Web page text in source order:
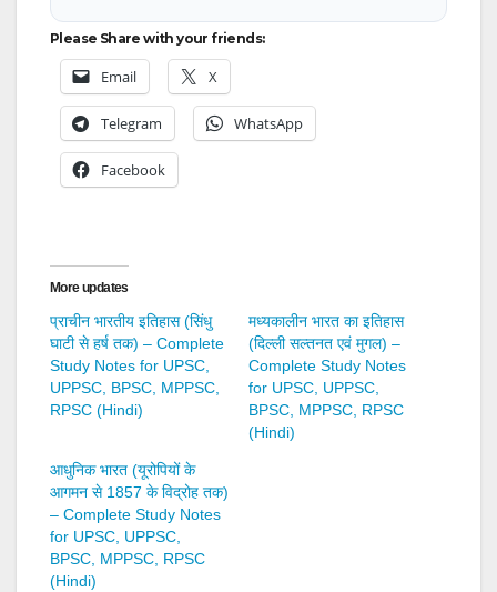
Please Share with your friends:
Email X
Telegram WhatsApp
Facebook
More updates
प्राचीन भारतीय इतिहास (सिंधु
घाटी से हर्ष तक) – Complete
Study Notes for UPSC,
UPPSC, BPSC, MPPSC,
RPSC (Hindi)
मध्यकालीन भारत का इतिहास
(दिल्ली सल्तनत एवं मुगल) –
Complete Study Notes
for UPSC, UPPSC,
BPSC, MPPSC, RPSC
(Hindi)
आधुनिक भारत (यूरोपियों के
आगमन से 1857 के विद्रोह तक)
– Complete Study Notes
for UPSC, UPPSC,
BPSC, MPPSC, RPSC
(Hindi)